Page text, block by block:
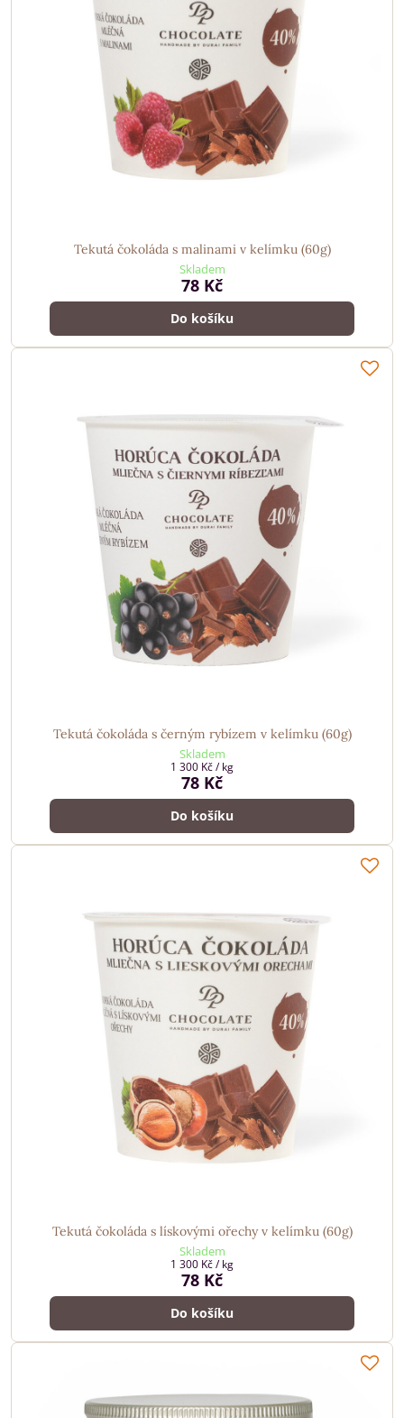
Tekutá čokoláda s malinami v kelímku (60g)
Skladem
78 Kč
Do košíku
Tekutá čokoláda s černým rybízem v kelímku (60g)
Skladem
78 Kč
1 300 Kč/ kg
Do košíku
Tekutá čokoláda s lískovými ořechy v kelímku (60g)
Skladem
78 Kč
1 300 Kč/ kg
Do košíku